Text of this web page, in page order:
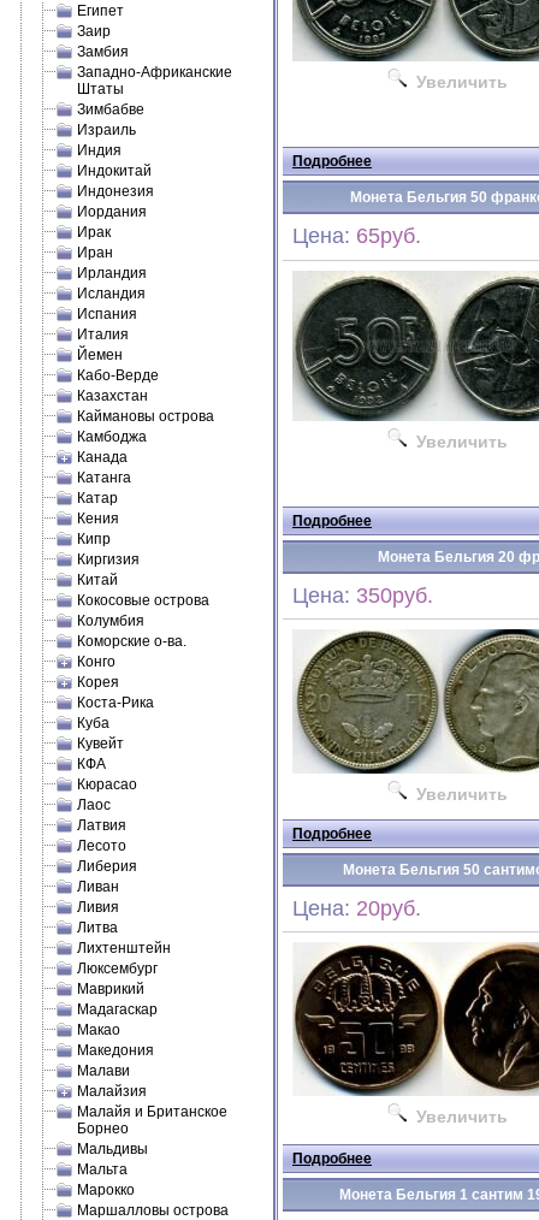
Египет
Заир
Замбия
Западно-Африканские
Штаты
Зимбабве
Израиль
Индия
Индокитай
Индонезия
Иордания
Ирак
Иран
Ирландия
Исландия
Испания
Италия
Йемен
Кабо-Верде
Казахстан
Каймановы острова
Камбоджа
Канада
Катанга
Катар
Кения
Кипр
Киргизия
Китай
Кокосовые острова
Колумбия
Коморские о-ва.
Конго
Корея
Коста-Рика
Куба
Кувейт
КФА
Кюрасао
Лаос
Латвия
Лесото
Либерия
Ливан
Ливия
Литва
Лихтенштейн
Люксембург
Маврикий
Мадагаскар
Макао
Македония
Малави
Малайзия
Малайя и Британское
Борнео
Мальдивы
Мальта
Марокко
Маршалловы острова
Увеличить
Подробнее
Монета Бельгия 50
Цена: 65руб.
Увеличить
Подробнее
Монета Бельгия 20
Цена: 350руб.
Увеличить
Подробнее
Монета Бельгия 50
Цена: 20руб.
Увеличить
Подробнее
Монета Бельгия 1 сантим